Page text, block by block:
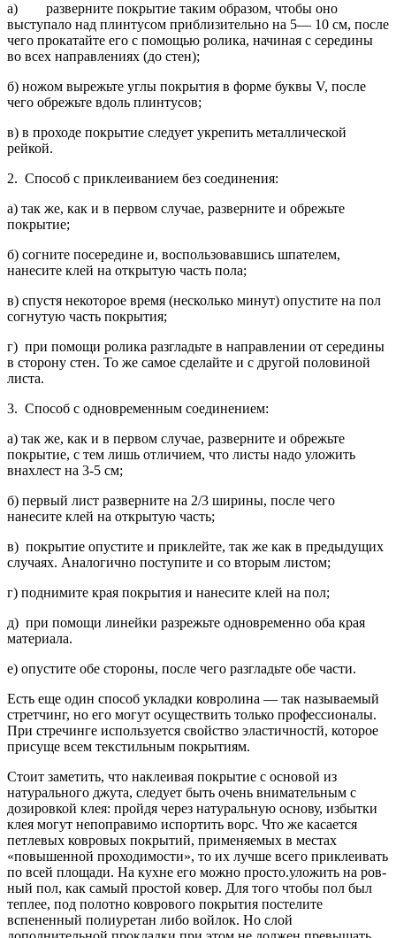
а) разверните покрытие таким образом, чтобы оно
выступало над плинтусом приблизительно на 5— 10 см, после
чего прокатайте его с помощью ролика, начиная с середины
во всех направлениях (до стен);
б) ножом вырежьте углы покрытия в форме буквы V, после
чего обрежьте вдоль плинтусов;
в) в проходе покрытие следует укрепить металли­ческой
рейкой.
2. Способ с приклеиванием без соединения:
а) так же, как и в первом случае, разверните и об­режьте
покрытие;
б) согните посередине и, воспользовавшись шпа­телем,
нанесите клей на открытую часть пола;
в) спустя некоторое время (несколько минут) опу­стите на пол
согнутую часть покрытия;
г) при помощи ролика разгладьте в направлении от середины
в сторону стен. То же самое сделайте и с другой половиной
листа.
3. Способ с одновременным соединением:
а) так же, как и в первом случае, разверните и об­режьте
покрытие, с тем лишь отличием, что листы надо уложить
внахлест на 3-5 см;
б) первый лист разверните на 2/3 ширины, после чего
нанесите клей на открытую часть;
в) покрытие опустите и приклейте, так же как в предыдущих
случаях. Аналогично поступите и со вто­рым листом;
г) поднимите края покрытия и нанесите клей на пол;
д) при помощи линейки разрежьте одновременно оба края
материала.
е) опустите обе стороны, после чего разгладьте обе части.
Есть еще один способ укладки ковролина — так называемый
стретчинг, но его могут осуществить только профессионалы.
При стречинге используется свойство эластичностй, которое
присуще всем тек­стильным покрытиям.
Стоит заметить, что наклеивая покрытие с осно­вой из
натурального джута, следует быть очень вни­мательным с
дозировкой клея: пройдя через натураль­ную основу, избытки
клея могут непоправимо испор­тить ворс. Что же касается
петлевых ковровых покрытий, применяемых в местах
«повышенной про­ходимости», то их лучше всего приклеивать
по всей площади. На кухне его можно просто.уложить на ров­
ный пол, как самый простой ковер. Для того чтобы пол был
теплее, под полотно коврового покрытия постелите
вспененный полиуретан либо войлок. Но слой